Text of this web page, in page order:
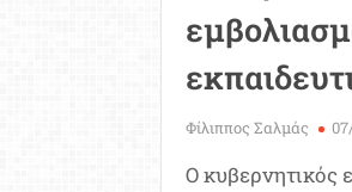
Φίλιππος Σαλμάς
Ο κυβερνητικός